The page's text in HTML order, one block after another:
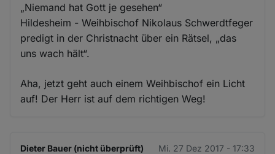
„Niemand hat Gott je gesehen“
Hildesheim - Weihbischof Nikolaus Schwerdtfeger
predigt in der Christnacht über ein Rätsel, „das
uns wach hält“.
Aha, jetzt geht auch einem Weihbischof ein Licht
auf! Der Herr ist auf dem richtigen Weg!
Dieter Bauer (nicht überprüft) Mi. 27 Dez 2017 - 17:33